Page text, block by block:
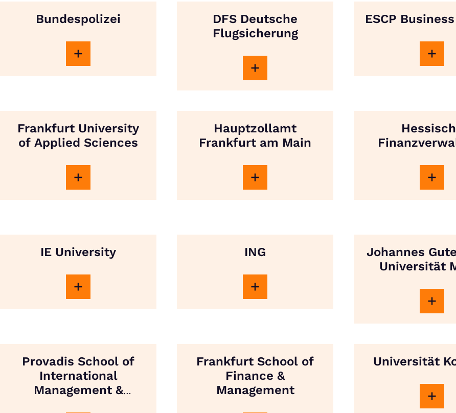
Bundespolizei
DFS Deutsche
Flugsicherung
ESCP
Frankfurt University
of Applied Sciences
Hauptzollamt
Frankfurt am Main
IE University ING
Johannes
Universität
Provadis School of
International
Management &
Frankfurt School of
Finance &
Management
Universität